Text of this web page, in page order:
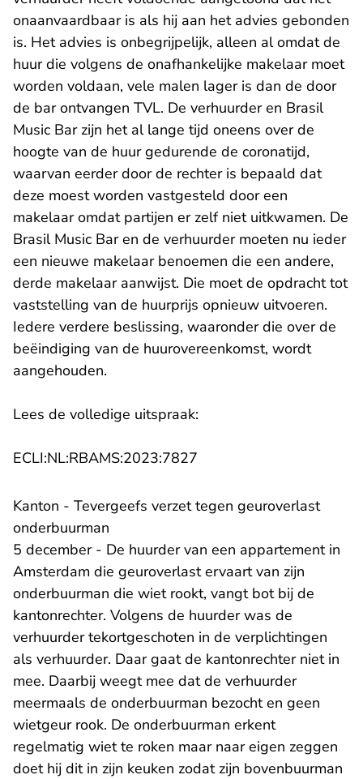
onaanvaardbaar is als hij aan het advies gebonden
is. Het advies is onbegrijpelijk, alleen al omdat de
huur die volgens de onafhankelijke makelaar moet
worden voldaan, vele malen lager is dan de door
de bar ontvangen TVL. De verhuurder en Brasil
Music Bar zijn het al lange tijd oneens over de
hoogte van de huur gedurende de coronatijd,
waarvan eerder door de rechter is bepaald dat
deze moest worden vastgesteld door een
makelaar omdat partijen er zelf niet uitkwamen. De
Brasil Music Bar en de verhuurder moeten nu ieder
een nieuwe makelaar benoemen die een andere,
derde makelaar aanwijst. Die moet de opdracht tot
vaststelling van de huurprijs opnieuw uitvoeren.
Iedere verdere beslissing, waaronder die over de
beëindiging van de huurovereenkomst, wordt
aangehouden.
Lees de volledige uitspraak:
ECLI:NL:RBAMS:2023:7827
Kanton - Tevergeefs verzet tegen geuroverlast
onderbuurman
5 december - De huurder van een appartement in
Amsterdam die geuroverlast ervaart van zijn
onderbuurman die wiet rookt, vangt bot bij de
kantonrechter. Volgens de huurder was de
verhuurder tekortgeschoten in de verplichtingen
als verhuurder. Daar gaat de kantonrechter niet in
mee. Daarbij weegt mee dat de verhuurder
meermaals de onderbuurman bezocht en geen
wietgeur rook. De onderbuurman erkent
regelmatig wiet te roken maar naar eigen zeggen
doet hij dit in zijn keuken zodat zijn bovenbuurman